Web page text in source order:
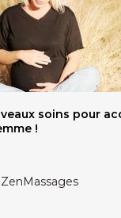
soins pour
!
ZenMassages